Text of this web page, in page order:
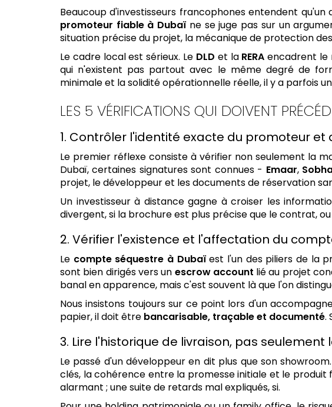
Beaucoup d'investisseurs francophones entendent qu'un
promoteur fiable à Dubaïne se juge pas sur un
situation précise du projet, la mécanique de protection
Le cadre local est sérieux. Le DLD et la RERA encadrent le
qui n'existent pas partout avec le même degré de
minimale et la solidité opérationnelle réelle, il y a parfois
LES 5 VÉRIFICATIONS QUI DOIVENT
1. Contrôler l'identité exacte du promoteur et
Le premier réflexe consiste à vérifier non seulement la
Dubaï, certaines signatures sont connues - Emaar,
projet, le développeur et les documents de réservation
Un investisseur à distance gagne à croiser les
divergent, si la brochure est plus précise que le contrat,
2. Vérifier l'existence et l'affectation du
Le compte séquestre à Dubaïest l'un des piliers de la
sont bien dirigés vers un escrow account lié au projet
banal en apparence, mais c'est souvent là que l'on
Nous insistons toujours sur ce point lors d'un
papier, il doit être bancarisable, traçable et documenté.
3. Lire l'historique de livraison, pas
Le passé d'un développeur en dit plus que son
clés, la cohérence entre la promesse initiale et le
alarmant ; une suite de retards mal expliqués, si.